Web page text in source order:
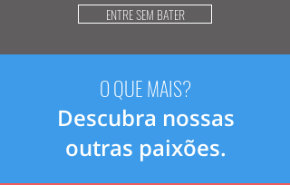
ENTRE SEM BATER
O QUE MAIS?
Descubra nossas
outras paixões.